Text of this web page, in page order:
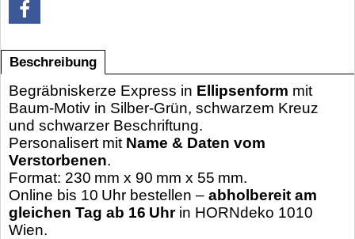
Beschreibung
Begräbniskerze Express in Ellipsenform mit
Baum-Motiv in Silber-Grün, schwarzem Kreuz
und schwarzer Beschriftung.
Personalisert mit Name & Daten vom
Verstorbenen.
Format: 230 mm x 90 mm x 55 mm.
Online bis 10 Uhr bestellen – abholbereit am
gleichen Tag ab 16 Uhrin HORNdeko 1010
Wien.